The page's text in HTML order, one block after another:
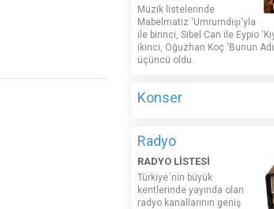
Müzik listelerinde
Mabelmatiz ‘Umrumdışı'yla
ile birinci, Sibel Can ile Eypio
ikinci, Oğuzhan Koç 'Bunun
üçüncü oldu.
Konser
Radyo
RADYO LİSTESİ
Türkiye´nin büyük
kentlerinde yayında olan
radyo kanallarının geniş